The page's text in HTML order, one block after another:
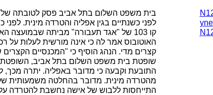
בית משפט השלום בתל אביב פסק לטובתה
לפני כשנתיים בגין אפליה והטרדה מינית.
קו 103 של "אגד תעבורה" מביתה שבמועצה
האוטובוס אמר לה כי אינה מורשית לעלות על
קצרים מדי. הנהג הוסיף כי "המכנסיים
שופטת בית משפט השלום בתל אביב, השופטת
התובעת וקבעה כי מדובר באפליה. יתרה מכך,
מהטרדה מינית. מדובר בהחלטה משמעותית
התייחסות ללבוש של אישה נחשבת להטרדה על